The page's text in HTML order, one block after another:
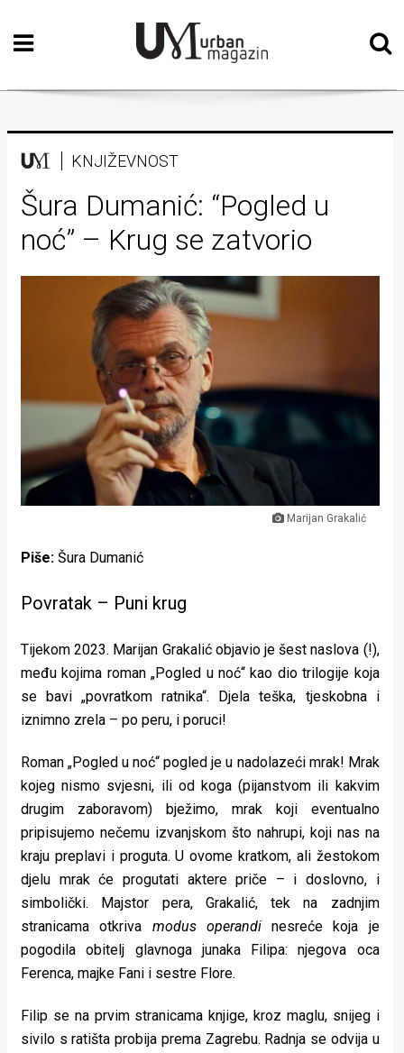
Početna
Vizualne
Teatar
Književnost
Muzika
Beauty
Fashion
Za
stolom
Život
u
pokretu
koje
rade
Urban
Places
Aktivizam
Aktuelnosti
Promo
About
KNJIŽEVNOST
Šura Dumanić: “Pogled u
noć” – Krug se zatvorio
Marijan Grakalić
Piše: Šura Dumanić
Povratak – Puni krug
Tijekom 2023. Marijan Grakalić objavio je šest naslova (!),
među kojima roman „Pogled u noć“ kao dio trilogije koja
se bavi „povratkom ratnika“. Djela teška, tjeskobna i
iznimno zrela – po peru, i poruci!
Roman „Pogled u noć“ pogled je u nadolazeći mrak! Mrak
kojeg nismo svjesni, ili od koga (pijanstvom ili kakvim
drugim zaboravom) bježimo, mrak koji eventualno
pripisujemo nečemu izvanjskom što nahrupi, koji nas na
kraju preplavi i proguta. U ovome kratkom, ali žestokom
djelu mrak će progutati aktere priče – i doslovno, i
simbolički. Majstor pera, Grakalić, tek na zadnjim
stranicama otkriva modus operandinesreće koja je
pogodila obitelj glavnoga junaka Filipa: njegova oca
Ferenca, majke Fani i sestre Flore.
Filip se na prvim stranicama knjige, kroz maglu, snijeg i
sivilo s ratišta probija prema Zagrebu. Radnja se odvija u